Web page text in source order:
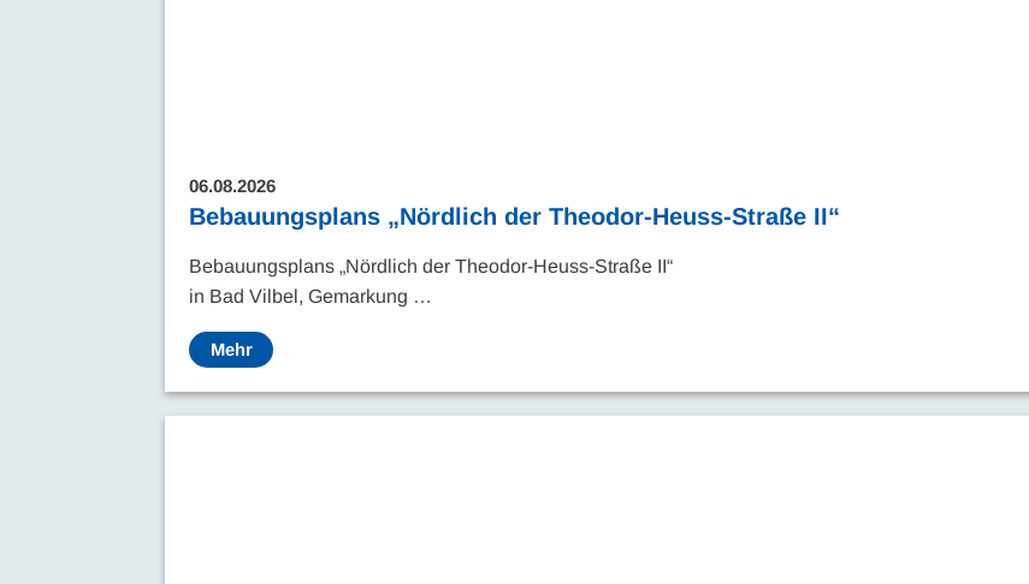
06.08.2026
Bebauungsplans „Nördlich der Theodor-Heuss-Straße II“
Bebauungsplans „Nördlich der Theodor-Heuss-Straße II“
in Bad Vilbel, Gemarkung …
Mehr